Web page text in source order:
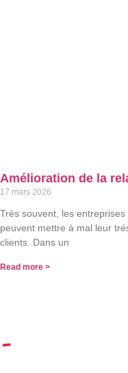
Amélioration de la
17 mars 2026
Très souvent, les
peuvent mettre à mal leur
clients. Dans un
Read more >